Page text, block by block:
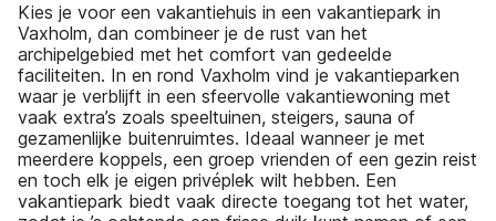
Kies je voor een vakantiehuis in een vakantiepark in
Vaxholm, dan combineer je de rust van het
archipelgebied met het comfort van gedeelde
faciliteiten. In en rond Vaxholm vind je vakantieparken
waar je verblijft in een sfeervolle vakantiewoning met
vaak extra’s zoals speeltuinen, steigers, sauna of
gezamenlijke buitenruimtes. Ideaal wanneer je met
meerdere koppels, een groep vrienden of een gezin reist
en toch elk je eigen privéplek wilt hebben. Een
vakantiepark biedt vaak directe toegang tot het water,